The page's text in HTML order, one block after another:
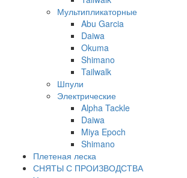
Мультипликаторные
Abu Garcia
Daiwa
Okuma
Shimano
Tailwalk
Шпули
Электрические
Alpha Tackle
Daiwa
Miya Epoch
Shimano
Плетеная леска
СНЯТЫ С ПРОИЗВОДСТВА